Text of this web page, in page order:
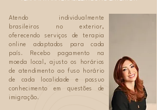
Atendo individualmente
brasileiros no exterior,
oferecendo serviços de terapia
online adaptados para cada
país. Recebo pagamento na
moeda local, ajusto os horários
de atendimento ao fuso horário
de cada localidade e possuo
conhecimento em questões de
imigração.